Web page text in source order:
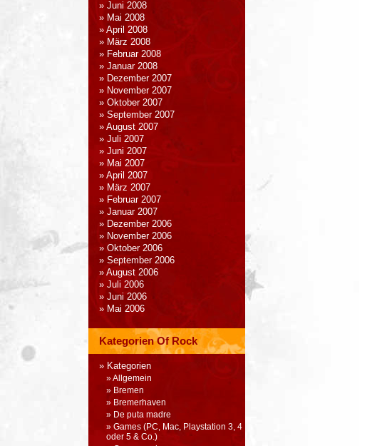
Juni 2008
Mai 2008
April 2008
März 2008
Februar 2008
Januar 2008
Dezember 2007
November 2007
Oktober 2007
September 2007
August 2007
Juli 2007
Juni 2007
Mai 2007
April 2007
März 2007
Februar 2007
Januar 2007
Dezember 2006
November 2006
Oktober 2006
September 2006
August 2006
Juli 2006
Juni 2006
Mai 2006
Kategorien Of Rock
Kategorien
Allgemein
Bremen
Bremerhaven
De puta madre
Games (PC, Mac, Playstation 3, 4
oder 5 & Co.)